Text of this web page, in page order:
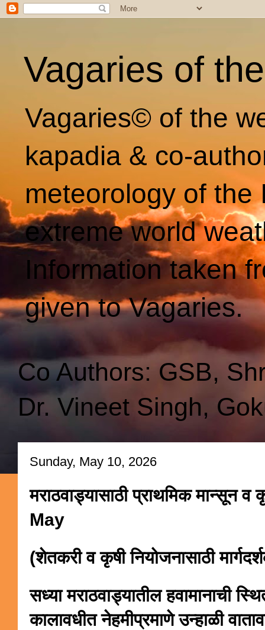
Vagaries of
Vagaries© of the
kapadia & co-
meteorology of
extreme world
Information taken
given to Vagaries.
Co Authors: GSB,
Dr. Vineet Singh,
Sunday, May 10, 2026
मराठवाड्यासाठी प्राथमिक मान्सून
May
(शेतकरी व कृषी नियोजनासाठी
सध्या मराठवाड्यातील हवामानाची
कालावधीत नेहमीप्रमाणे उन्हाळी